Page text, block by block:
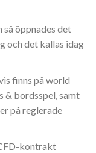
öppnades det
och det kallas idag
finns på world
& bordsspel, samt
på reglerade
kontrakt